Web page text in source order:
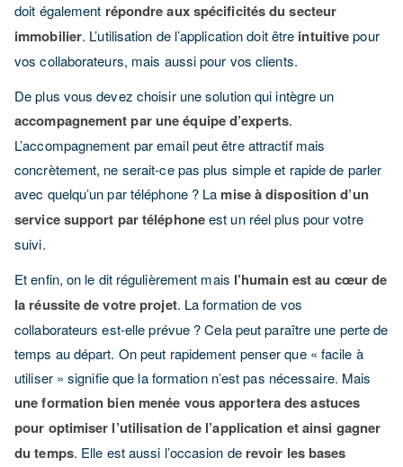
doit également répondre aux spécificités du secteur
immobilier. L’utilisation de l’application doit être intuitivepour
vos collaborateurs, mais aussi pour vos clients.
De plus vous devez choisir une solution qui intègre un
accompagnement par une équipe d’experts.
L’accompagnement par email peut être attractif mais
concrètement, ne serait-ce pas plus simple et rapide de parler
avec quelqu’un par téléphone ? La mise à disposition d’un
service support par téléphoneest un réel plus pour votre
suivi.
Et enfin, on le dit régulièrement mais l’humain est au cœur de
la réussite de votre projet. La formation de vos
collaborateurs est-elle prévue ? Cela peut paraître une perte de
temps au départ. On peut rapidement penser que « facile à
utiliser » signifie que la formation n’est pas nécessaire. Mais
une formation bien menée vous apportera des astuces
pour optimiser l’utilisation de l’application et ainsi gagner
du temps. Elle est aussi l’occasion de revoir les bases